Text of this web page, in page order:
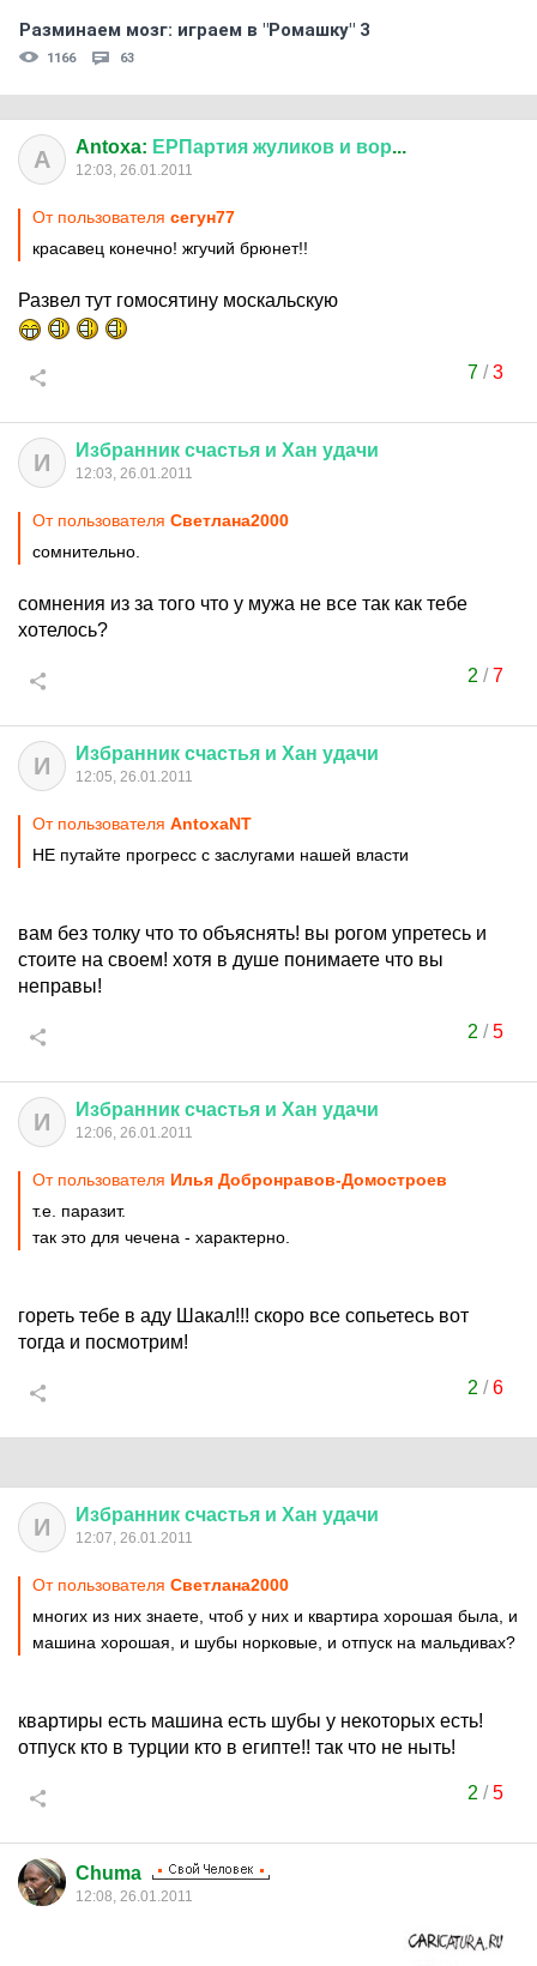
Разминаем мозг: играем в "Ромашку" 3
1166 63
A Antoxa: ЕРПартия жуликов и вор...
12:03, 26.01.2011
От пользователя сегун77
красавец конечно! жгучий брюнет!!
Развел тут гомосятину москальскую
7/3
И Избранник счастья и Хан удачи
12:03, 26.01.2011
От пользователя Светлaна2000
сомнительно.
сомнения из за того что у мужа не все так как тебе
хотелось?
2 /7
И Избранник счастья и Хан удачи
12:05, 26.01.2011
От пользователя AntoxaNT
НЕ путайте прогресс с заслугами нашей власти
вам без толку что то объяснять! вы рогом упретесь и
стоите на своем! хотя в душе понимаете что вы
неправы!
2 /5
И Избранник счастья и Хан удачи
12:06, 26.01.2011
От пользователя Илья Добронравов-Домостроев
т.е. паразит.
так это для чечена - характерно.
гореть тебе в аду Шакал!!! скоро все сопьетесь вот
тогда и посмотрим!
2 /6
И Избранник счастья и Хан удачи
12:07, 26.01.2011
От пользователя Светлaна2000
многих из них знаете, чтоб у них и квартира хорошая была, и
машина хорошая, и шубы норковые, и отпуск на мальдивах?
квартиры есть машина есть шубы у некоторых есть!
отпуск кто в турции кто в египте!! так что не ныть!
2 /5
Chuma
12:08, 26.01.2011